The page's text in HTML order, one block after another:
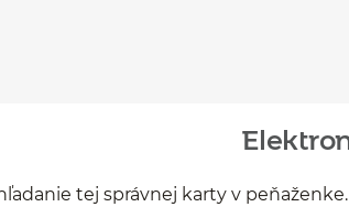
tej správnej karty v